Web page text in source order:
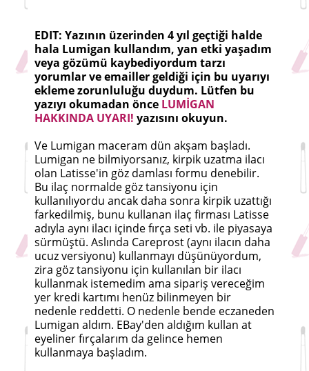
EDIT: Yazının üzerinden 4 yıl geçtiği halde
hala Lumigan kullandım, yan etki yaşadım
veya gözümü kaybediyordum tarzı
yorumlar ve emailler geldiği için bu uyarıyı
ekleme zorunluluğu duydum. Lütfen bu
yazıyı okumadan önce LUMİGAN
HAKKINDA UYARI! yazısını okuyun.
Ve Lumigan maceram dün akşam başladı.
Lumigan ne bilmiyorsanız, kirpik uzatma ilacı
olan Latisse'in göz damlası formu denebilir.
Bu ilaç normalde göz tansiyonu için
kullanılıyordu ancak daha sonra kirpik uzattığı
farkedilmiş, bunu kullanan ilaç firması Latisse
adıyla aynı ilacı içinde fırça seti vb. ile piyasaya
sürmüştü. Aslında Careprost (aynı ilacın daha
ucuz versiyonu) kullanmayı düşünüyordum,
zira göz tansiyonu için kullanılan bir ilacı
kullanmak istemedim ama sipariş vereceğim
yer kredi kartımı henüz bilinmeyen bir
nedenle reddetti. O nedenle bende eczaneden
Lumigan aldım. EBay'den aldığım kullan at
eyeliner fırçalarım da gelince hemen
kullanmaya başladım.